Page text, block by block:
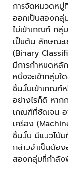
การจัดหมวดหมู่
ออกเป็นสองกลุ่
ไม่เข้าเกณฑ์ กลุ่
เป็นต้น ลักษณะเ
(Binary
มีการกำหนดหลั
หนึ่งจะเข้ากลุ่มใ
ชิ้นนั้นเข้าเกณฑ์
อย่างไรก็ดี หาก
เกณฑ์ที่ชัดเจน อ
เครื่อง
ชิ้นนั้น มีแนวโน้ม
กล่าวจำเป็นต้อ
สองกลุ่มที่กำลัง